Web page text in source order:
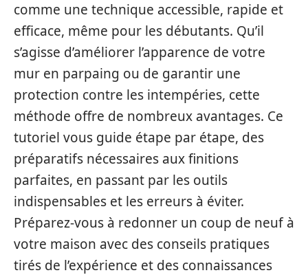
comme une technique accessible, rapide et
efficace, même pour les débutants. Qu’il
s’agisse d’améliorer l’apparence de votre
mur en parpaing ou de garantir une
protection contre les intempéries, cette
méthode offre de nombreux avantages. Ce
tutoriel vous guide étape par étape, des
préparatifs nécessaires aux finitions
parfaites, en passant par les outils
indispensables et les erreurs à éviter.
Préparez-vous à redonner un coup de neuf à
votre maison avec des conseils pratiques
tirés de l’expérience et des connaissances